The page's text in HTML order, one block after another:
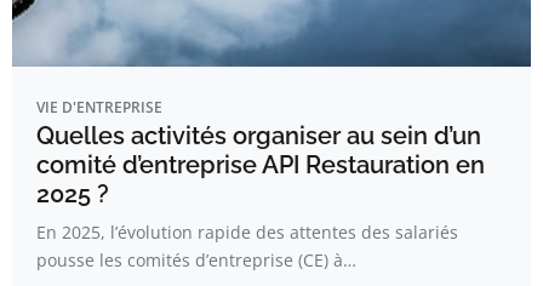
VIE D'ENTREPRISE
Quelles activités organiser au sein d’un
comité d’entreprise API Restauration en
2025 ?
En 2025, l’évolution rapide des attentes des salariés
pousse les comités d’entreprise (CE) à…